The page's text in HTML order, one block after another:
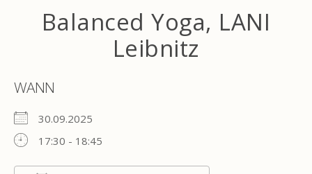
Balanced Yoga, LANI
Leibnitz
WANN
30.09.2025
17:30 - 18:45